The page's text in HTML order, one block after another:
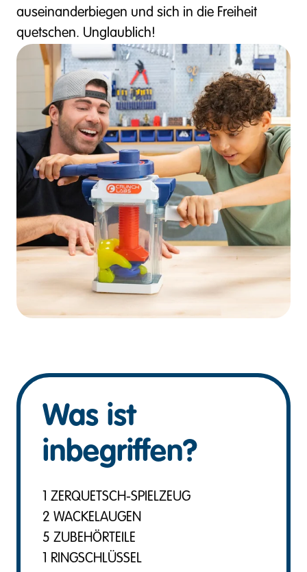
auseinanderbiegen und sich in die Freiheit
quetschen. Unglaublich!
Was ist
inbegriffen?
1 ZERQUETSCH-SPIELZEUG
2 WACKELAUGEN
5 ZUBEHÖRTEILE
1 RINGSCHLÜSSEL